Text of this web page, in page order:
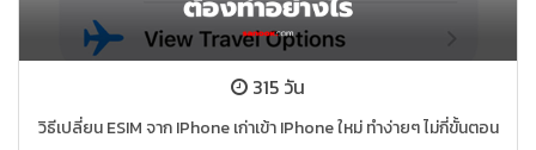
315 วัน
วิธีเปลี่ยน ESIM จาก IPhone เก่าเข้า IPhone ใหม่ ทำง่ายๆ ไม่กี่ขั้นตอน